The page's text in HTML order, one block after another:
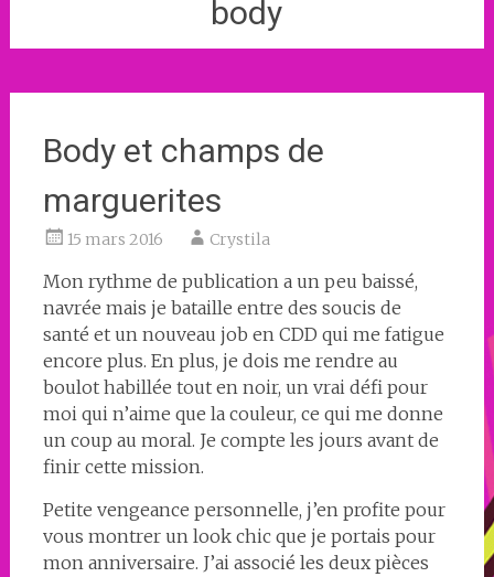
body
Body et champs de
marguerites
15 mars 2016 Crystila
Mon rythme de publication a un peu baissé,
navrée mais je bataille entre des soucis de
santé et un nouveau job en CDD qui me fatigue
encore plus. En plus, je dois me rendre au
boulot habillée tout en noir, un vrai défi pour
moi qui n’aime que la couleur, ce qui me donne
un coup au moral. Je compte les jours avant de
finir cette mission.
Petite vengeance personnelle, j’en profite pour
vous montrer un look chic que je portais pour
mon anniversaire. J’ai associé les deux pièces